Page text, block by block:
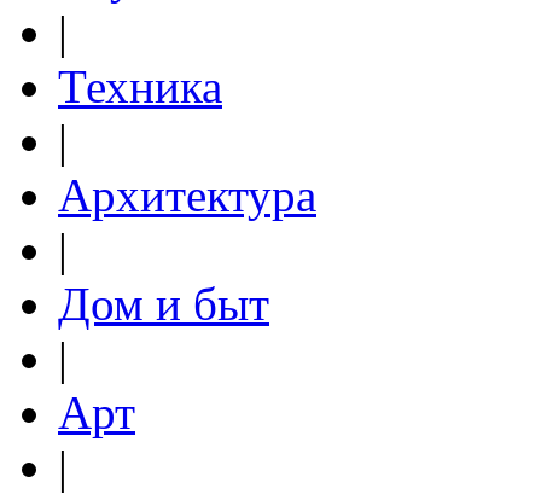
|
Техника
|
Архитектура
|
Дом и быт
|
Арт
|